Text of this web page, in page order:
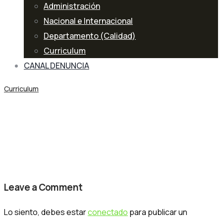
Administración
Nacional e Internacional
Departamento (Calidad)
Curriculum
CANAL DENUNCIA
Curriculum
Leave a Comment
Lo siento, debes estarconectado para publicar un